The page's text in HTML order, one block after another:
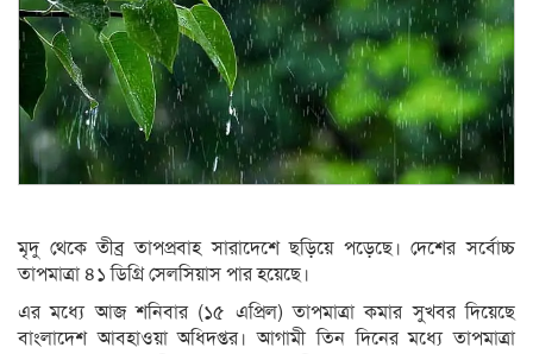
মৃদু থেকে তীব্র তাপপ্রবাহ সারাদেশে ছড়িয়ে পড়েছে। দেশের সর্বোচ্চ
তাপমাত্রা ৪১ ডিগ্রি সেলসিয়াস পার হয়েছে।
এর মধ্যে আজ শনিবার (১৫ এপ্রিল) তাপমাত্রা কমার সুখবর দিয়েছে
বাংলাদেশ আবহাওয়া অধিদপ্তর। আগামী তিন দিনের মধ্যে তাপমাত্রা